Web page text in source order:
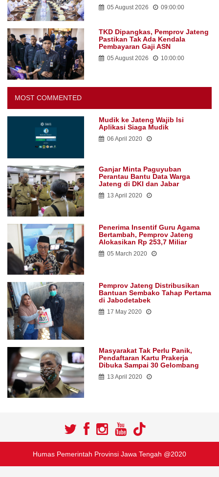
05 August 2026 09:00:00
TKD Dipangkas, Pemprov Jateng
Pastikan Tak Ada Kendala
Pembayaran Gaji ASN
05 August 2026 10:00:00
MOST COMMENTED
Mudik ke Jateng Wajib Isi
Aplikasi Siaga Mudik
06 April 2020
Ganjar Minta Paguyuban
Perantau Bantu Data Warga
Jateng di DKI dan Jabar
13 April 2020
Penerima Insentif Guru Agama
Bertambah, Pemprov Jateng
Alokasikan Rp 253,7 Miliar
05 March 2020
Pemprov Jateng Distribusikan
Bantuan Sembako Tahap Pertama
di Jabodetabek
17 May 2020
Masyarakat Tak Perlu Panik,
Pendaftaran Kartu Prakerja
Dibuka Sampai 30 Gelombang
13 April 2020
Humas Pemerintah Provinsi Jawa Tengah @2020